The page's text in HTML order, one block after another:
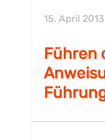
15. April 2013
Führen